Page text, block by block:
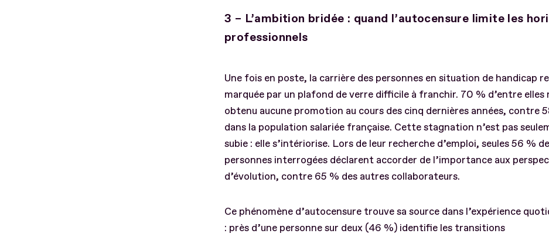
3 – L’ambition bridée : quand l’autocensure limite les
professionnels
Une fois en poste, la carrière des personnes en situation de handicap
marquée par un plafond de verre difficile à franchir. 70 % d’entre elles
obtenu aucune promotion au cours des cinq dernières années, contre
dans la population salariée française. Cette stagnation n’est pas
subie : elle s’intériorise. Lors de leur recherche d’emploi, seules 56 %
personnes interrogées déclarent accorder de l’importance aux
d’évolution, contre 65 % des autres collaborateurs.
Ce phénomène d’autocensure trouve sa source dans l’expérience
: près d’une personne sur deux (46 %) identifie les transitions